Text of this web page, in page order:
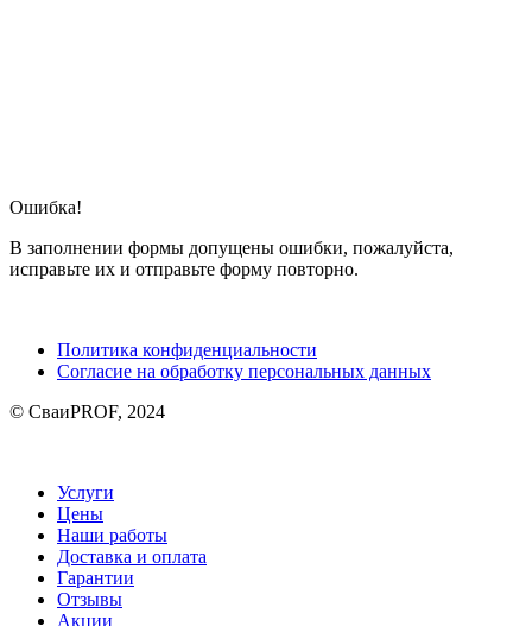
Ошибка!
В заполнении формы допущены ошибки, пожалуйста,
исправьте их и отправьте форму повторно.
Политика конфиденциальности
Согласие на обработку персональных данных
© СваиPROF, 2024
Услуги
Цены
Наши работы
Доставка и оплата
Гарантии
Отзывы
Акции